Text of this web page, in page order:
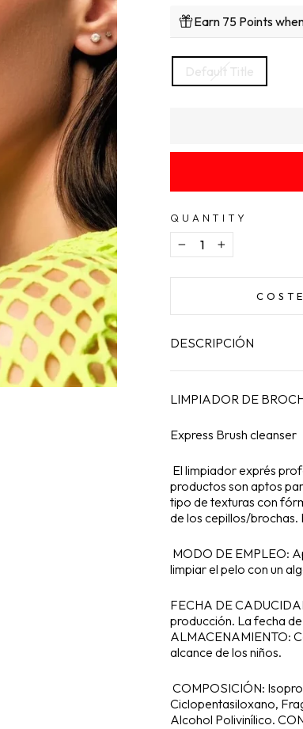
Earn 75 Points
TITLE
Default Title
QUANTITY
− +
DESCRIPCIÓN
LIMPIADOR DE
Express Brush cleanser
El limpiador exprés
productos son aptos
tipo de texturas con
de los cepillos/brochas.
MODO DE EMPLEO:
limpiar el pelo con un
FECHA DE
producción. La fecha
ALMACENAMIENTO:
alcance de los niños.
COMPOSICIÓN:
Ciclopentasiloxano,
Alcohol Polivinílico.